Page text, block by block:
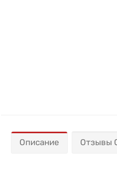
Описание Отзывы